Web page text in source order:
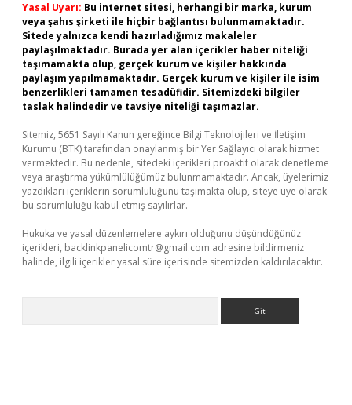
Yasal Uyarı: Bu internet sitesi, herhangi bir marka, kurum
veya şahıs şirketi ile hiçbir bağlantısı bulunmamaktadır.
Sitede yalnızca kendi hazırladığımız makaleler
paylaşılmaktadır. Burada yer alan içerikler haber niteliği
taşımamakta olup, gerçek kurum ve kişiler hakkında
paylaşım yapılmamaktadır. Gerçek kurum ve kişiler ile isim
benzerlikleri tamamen tesadüfidir. Sitemizdeki bilgiler
taslak halindedir ve tavsiye niteliği taşımazlar.
Sitemiz, 5651 Sayılı Kanun gereğince Bilgi Teknolojileri ve İletişim
Kurumu (BTK) tarafından onaylanmış bir Yer Sağlayıcı olarak hizmet
vermektedir. Bu nedenle, sitedeki içerikleri proaktif olarak denetleme
veya araştırma yükümlülüğümüz bulunmamaktadır. Ancak, üyelerimiz
yazdıkları içeriklerin sorumluluğunu taşımakta olup, siteye üye olarak
bu sorumluluğu kabul etmiş sayılırlar.
Hukuka ve yasal düzenlemelere aykırı olduğunu düşündüğünüz
içerikleri, backlinkpanelicomtr@gmail.com adresine bildirmeniz
halinde, ilgili içerikler yasal süre içerisinde sitemizden kaldırılacaktır.